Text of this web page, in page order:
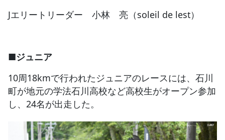
Jエリートリーダー 小林 亮（soleil de lest）
■ジュニア
10周18kmで行われたジュニアのレースには、石川
町が地元の学法石川高校など高校生がオープン参加
し、24名が出走した。